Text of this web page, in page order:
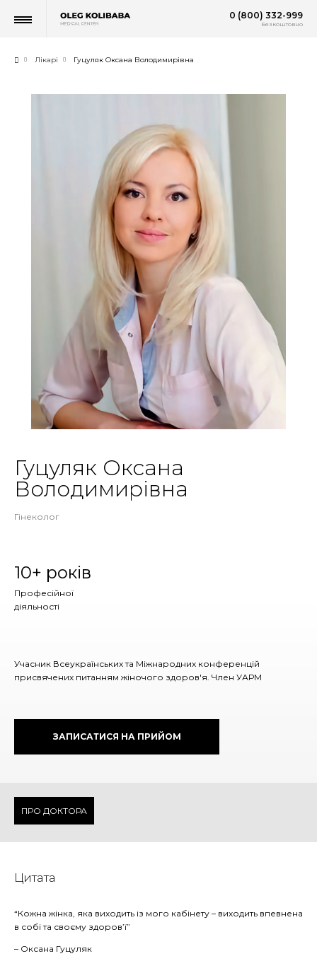
0 (800) 332-999
Безкоштовно
Лікарі Гуцуляк Оксана Володимирівна
Гуцуляк Оксана
Володимирівна
Гінеколог
10+ років
Професійної
діяльності
Учасник Всеукраїнських та Міжнародних конференцій
присвячених питанням жіночого здоров'я. Член УАРМ
ЗАПИСАТИСЯ НА ПРИЙОМ
ПРО ДОКТОРА
Цитата
“Кожна жінка, яка виходить із мого кабінету – виходить впевнена
в собі та своєму здоров’ї”
– Оксана Гуцуляк